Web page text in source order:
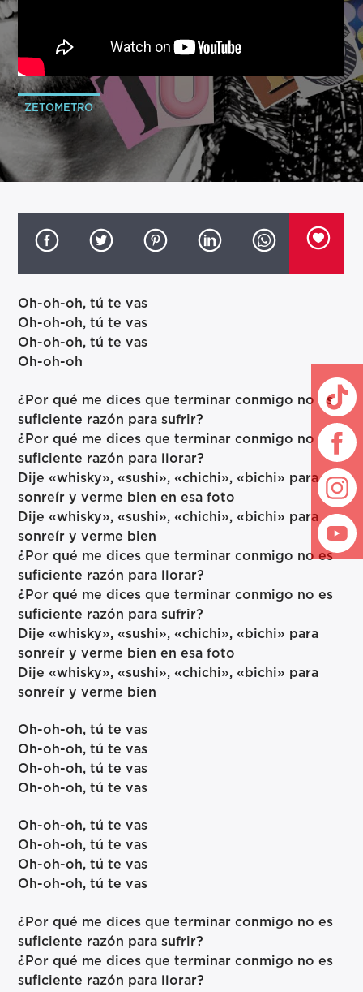
ZETOMETRO
Oh-oh-oh, tú te vas
Oh-oh-oh, tú te vas
Oh-oh-oh, tú te vas
Oh-oh-oh
¿Por qué me dices que terminar conmigo no es
suficiente razón para sufrir?
¿Por qué me dices que terminar conmigo no es
suficiente razón para llorar?
Dije «whisky», «sushi», «chichi», «bichi» para
sonreír y verme bien en esa foto
Dije «whisky», «sushi», «chichi», «bichi» para
sonreír y verme bien
¿Por qué me dices que terminar conmigo no es
suficiente razón para llorar?
¿Por qué me dices que terminar conmigo no es
suficiente razón para sufrir?
Dije «whisky», «sushi», «chichi», «bichi» para
sonreír y verme bien en esa foto
Dije «whisky», «sushi», «chichi», «bichi» para
sonreír y verme bien
Oh-oh-oh, tú te vas
Oh-oh-oh, tú te vas
Oh-oh-oh, tú te vas
Oh-oh-oh, tú te vas
Oh-oh-oh, tú te vas
Oh-oh-oh, tú te vas
Oh-oh-oh, tú te vas
Oh-oh-oh, tú te vas
¿Por qué me dices que terminar conmigo no es
suficiente razón para sufrir?
¿Por qué me dices que terminar conmigo no es
suficiente razón para llorar?